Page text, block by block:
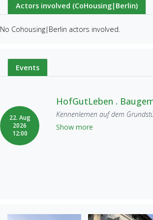
Actors involved (CoHousing|Berlin)
No Cohousing|Berlin actors involved.
Events
22. Aug
2026
12:00
HofGutLeben .
Kennenlernen auf dem
Show more